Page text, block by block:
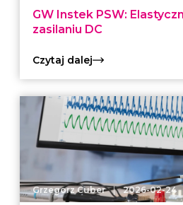
GW Instek PSW:
zasilaniu DC
Czytaj dalej
Grzegorz Cuber | 2026-02-24